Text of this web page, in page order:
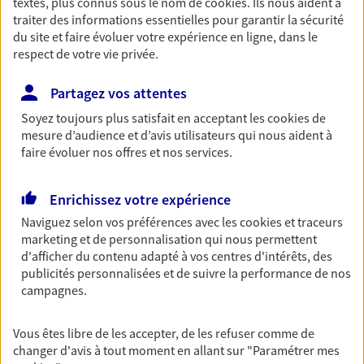
Retraite
Préparez sereinement ce nouveau chapitre de
votre vie avec les conseils d'un expert. Découvrez
spécialement conçue pour la retraite.
Santé
votre famille avec la complémentaire santé qui
vous ressemble.
Prévoyance
Pour un avenir serein, assurez-vous avec notre
contrat prévoyance. Préservez vos proches en cas
garanties incapacité temporaire totale de travail,
invalidité ou de décès.
traiter des informations essentielles pour garantir la sécurité
du site et faire évoluer votre expérience en ligne, dans le
respect de votre vie privée.
Partagez vos attentes
Soyez toujours plus satisfait en acceptant lescookiesde
mesure d’audience et d’avis utilisateurs qui nous aident à
faire évoluer nos offres et nos services.
Enrichissez votre expérience
Naviguez selon vos préférences avec lescookies et traceurs
marketing et de personnalisation qui nous permettent
d'afficher du contenu adapté à vos centres d'intérêts, des
publicités personnalisées et de suivre la performance de nos
campagnes.
Vous êtes libre de les accepter, de les refuser comme de
changer d'avis à tout moment en allant sur "Paramétrer mes